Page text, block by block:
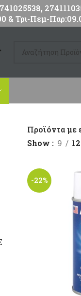
& Τρι-Πεμ-
Προϊόντα
Show
9 12
-22%